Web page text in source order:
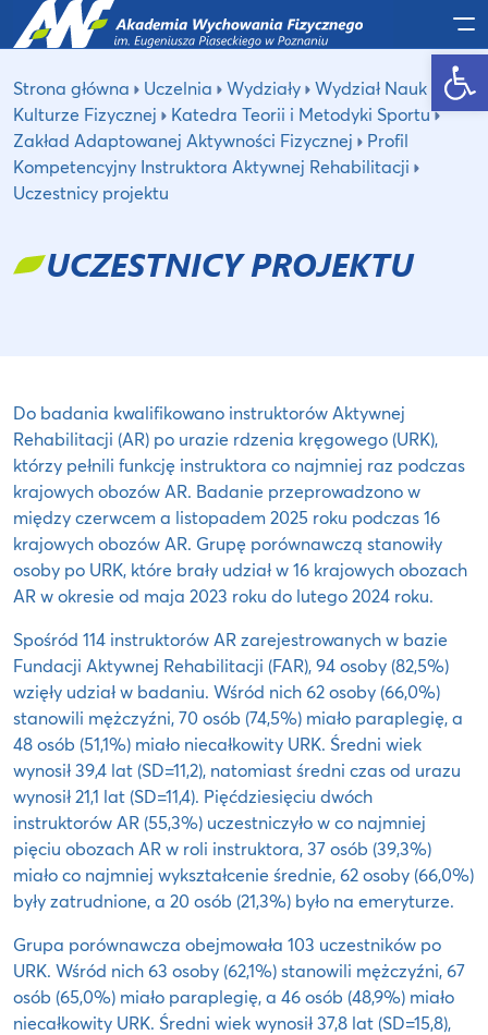
Otwórz pasek narzędzi
Strona główna Uczelnia Wydziały
Wydział Nauk o
Kulturze Fizycznej
Katedra Teorii i Metodyki Sportu
Zakład Adaptowanej Aktywności Fizycznej
Profil
Kompetencyjny Instruktora Aktywnej Rehabilitacji
Uczestnicy projektu
UCZESTNICY PROJEKTU
Do badania kwalifikowano instruktorów Aktywnej
Rehabilitacji (AR) po urazie rdzenia kręgowego (URK),
którzy pełnili funkcję instruktora co najmniej raz podczas
krajowych obozów AR. Badanie przeprowadzono w
między czerwcem a listopadem 2025 roku podczas 16
krajowych obozów AR. Grupę porównawczą stanowiły
osoby po URK, które brały udział w 16 krajowych obozach
AR w okresie od maja 2023 roku do lutego 2024 roku.
Spośród 114 instruktorów AR zarejestrowanych w bazie
Fundacji Aktywnej Rehabilitacji (FAR), 94 osoby (82,5%)
wzięły udział w badaniu. Wśród nich 62 osoby (66,0%)
stanowili mężczyźni, 70 osób (74,5%) miało paraplegię, a
48 osób (51,1%) miało niecałkowity URK. Średni wiek
wynosił 39,4 lat (SD=11,2), natomiast średni czas od urazu
wynosił 21,1 lat (SD=11,4). Pięćdziesięciu dwóch
instruktorów AR (55,3%) uczestniczyło w co najmniej
pięciu obozach AR w roli instruktora, 37 osób (39,3%)
miało co najmniej wykształcenie średnie, 62 osoby (66,0%)
były zatrudnione, a 20 osób (21,3%) było na emeryturze.
Grupa porównawcza obejmowała 103 uczestników po
URK. Wśród nich 63 osoby (62,1%) stanowili mężczyźni, 67
osób (65,0%) miało paraplegię, a 46 osób (48,9%) miało
niecałkowity URK. Średni wiek wynosił 37,8 lat (SD=15,8),